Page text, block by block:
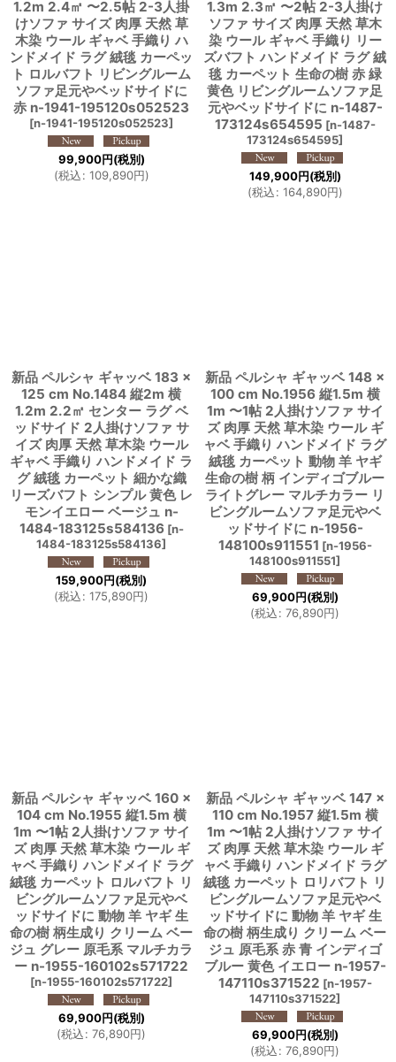
1.2m 2.4㎡ 〜2.5帖 2-3人掛
けソファ サイズ 肉厚 天然 草
木染 ウール ギャベ 手織り ハ
ンドメイド ラグ 絨毯 カーペッ
ト ロルバフト リビングルーム
ソファ足元やベッドサイドに
赤 n-1941-195120s052523
[n-1941-195120s052523]
99,900円(税別)
(税込: 109,890円)
1.3m 2.3㎡ 〜2帖 2-3人掛け
ソファ サイズ 肉厚 天然 草木
染 ウール ギャベ 手織り リー
ズバフト ハンドメイド ラグ 絨
毯 カーペット 生命の樹 赤 緑
黄色 リビングルームソファ足
元やベッドサイドに n-1487-
173124s654595 [n-1487-
173124s654595]
149,900円(税別)
(税込: 164,890円)
新品 ペルシャ ギャッベ 183 ×
125 cm No.1484 縦2m 横
1.2m 2.2㎡ センター ラグ ベ
ッドサイド 2人掛けソファ サ
イズ 肉厚 天然 草木染 ウール
ギャベ 手織り ハンドメイド ラ
グ 絨毯 カーペット 細かな織
リーズバフト シンプル 黄色 レ
モンイエロー ベージュ n-
1484-183125s584136 [n-
1484-183125s584136]
159,900円(税別)
(税込: 175,890円)
新品 ペルシャ ギャッベ 148 ×
100 cm No.1956 縦1.5m 横
1m 〜1帖 2人掛けソファ サイ
ズ 肉厚 天然 草木染 ウール ギ
ャベ 手織り ハンドメイド ラグ
絨毯 カーペット 動物 羊 ヤギ
生命の樹 柄 インディゴブルー
ライトグレー マルチカラー リ
ビングルームソファ足元やベ
ッドサイドに n-1956-
148100s911551 [n-1956-
148100s911551]
69,900円(税別)
(税込: 76,890円)
新品 ペルシャ ギャッベ 160 ×
104 cm No.1955 縦1.5m 横
1m 〜1帖 2人掛けソファ サイ
ズ 肉厚 天然 草木染 ウール ギ
ャベ 手織り ハンドメイド ラグ
絨毯 カーペット ロルバフト リ
ビングルームソファ足元やベ
ッドサイドに 動物 羊 ヤギ 生
命の樹 柄生成り クリーム ベー
ジュ グレー 原毛系 マルチカラ
ー n-1955-160102s571722
[n-1955-160102s571722]
69,900円(税別)
(税込: 76,890円)
新品 ペルシャ ギャッベ 147 ×
110 cm No.1957 縦1.5m 横
1m 〜1帖 2人掛けソファ サイ
ズ 肉厚 天然 草木染 ウール ギ
ャベ 手織り ハンドメイド ラグ
絨毯 カーペット ロリバフト リ
ビングルームソファ足元やベ
ッドサイドに 動物 羊 ヤギ 生
命の樹 柄生成り クリーム ベー
ジュ 原毛系 赤 青 インディゴ
ブルー 黄色 イエロー n-1957-
147110s371522 [n-1957-
147110s371522]
69,900円(税別)
(税込: 76,890円)